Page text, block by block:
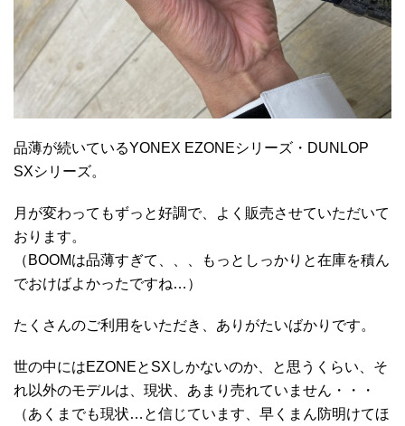
品薄が続いているYONEX EZONEシリーズ・DUNLOP
SXシリーズ。
月が変わってもずっと好調で、よく販売させていただいて
おります。
（BOOMは品薄すぎて、、、もっとしっかりと在庫を積ん
でおけばよかったですね…）
たくさんのご利用をいただき、ありがたいばかりです。
世の中にはEZONEとSXしかないのか、と思うくらい、そ
れ以外のモデルは、現状、あまり売れていません・・・
（あくまでも現状…と信じています、早くまん防明けてほ